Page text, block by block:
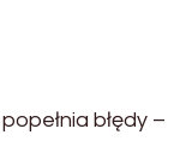
błędy –